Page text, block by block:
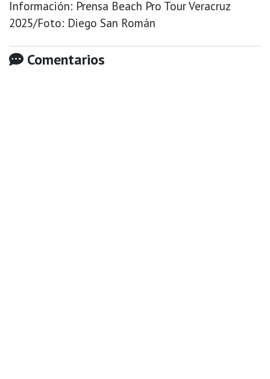
Información: Prensa Beach Pro Tour Veracruz
2025/Foto: Diego San Román
Comentarios